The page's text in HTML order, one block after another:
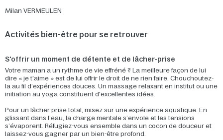
Milan VERMEULEN
Activités bien-être pour se retrouver
S'offrir un moment de détente et de lâcher-prise
Votre maman a un rythme de vie effréné ? La meilleure façon de lui
dire « je t'aime » est de lui offrir le droit de ne rien faire. Chouchoutez-
la au fil d’expériences douces. Un massage relaxant en institut ou une
initiation au yoga constituent d'excellentes idées.
Pour un lâcher-prise total, misez sur une expérience aquatique. En
glissant dans l’eau, la charge mentale s’envole et les tensions
s’évaporent. Réfugiez-vous ensemble dans un cocon de douceur et
laissez-vous gagner par un bien-être profond.